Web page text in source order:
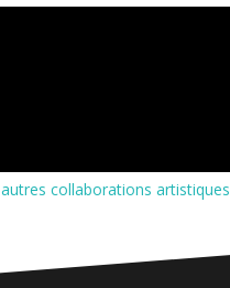
autres collaborations artistiques